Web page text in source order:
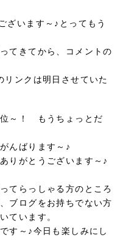
ざいます～♪とってもう
てきてから、コメントの
リンクは明日させていた
～！ もうちょっとだ
んばります～♪
りがとうございます～♪
てらっしゃる方のところ
ブログをお持ちでない方
ています。
す～♪今日も楽しみにし